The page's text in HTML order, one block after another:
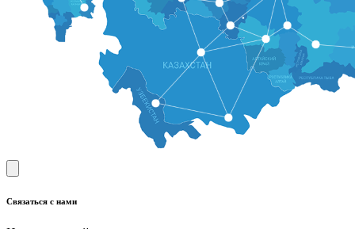
Связаться с нами